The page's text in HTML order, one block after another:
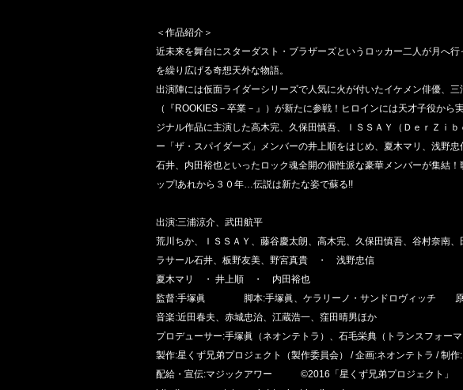
＜作品紹介＞
近未来を舞台にスターダスト・ブラザーズというロッカー二人が月へ
を繰り広げる奇想天外な物語。
出演陣には仮面ライダーシリーズで人気に火が付いたイケメン俳優、
（『ROOKIES－卒業－』）が新たに参戦！ヒロインには天才子役か
ジナル作品に主演した高木完、久保田慎吾、ＩＳＳＡＹ（ＤｅｒＺｉ
ー「ザ・スパイダーズ」メンバーの井上順をはじめ、夏木マリ、浅野
石井、内田裕也といったロック魂全開の個性派な豪華メンバーが集結
ップ!あれから３０年…伝説は新たな姿で蘇る!!
出演:三浦涼介、武田航平
荒川ちか、ＩＳＳＡＹ、藤谷慶太朗、高木完、久保田慎吾、谷村奈南、
ラサール石井、板野友美、野宮真貴 ・ 浅野忠信
夏木マリ ・ 井上順 ・ 内田裕也
監督:手塚眞 脚本:手塚眞、ケラリーノ・サンドロヴィッチ 原
音楽:近田春夫、赤城忠治、江蔵浩一、窪田晴男ほか
プロデューサー:手塚眞（ネオンテトラ）、石毛栄典（トランスフォーマ
製作:星くず兄弟プロジェクト（製作委員会） / 企画:ネオンテトラ / 制
配給・宣伝:マジックアワー ©2016「星くず兄弟プロジェクト」